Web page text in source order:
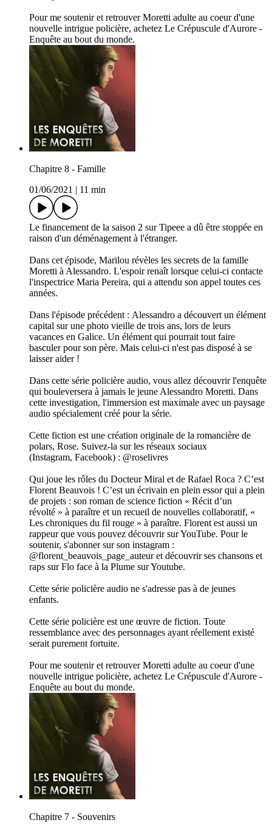
Pour me soutenir et retrouver Moretti adulte au coeur d'une
nouvelle intrigue policière, achetez ⁠Le Crépuscule d'Aurore -
Enquête au bout du monde⁠.
Chapitre 8 - Famille
01/06/2021
11 min
Le financement de la saison 2 sur Tipeee a dû être stoppée en
raison d'un déménagement à l'étranger.
Dans cet épisode, Marilou révèles les secrets de la famille
Moretti à Alessandro. L'espoir renaît lorsque celui-ci contacte
l'inspectrice Maria Pereira, qui a attendu son appel toutes ces
années.
Dans l'épisode précédent : Alessandro a découvert un élément
capital sur une photo vieille de trois ans, lors de leurs
vacances en Galice. Un élément qui pourrait tout faire
basculer pour son père. Mais celui-ci n'est pas disposé à se
laisser aider !
Dans cette série policière audio, vous allez découvrir l'enquête
qui bouleversera à jamais le jeune Alessandro Moretti. Dans
cette investigation, l'immersion est maximale avec un paysage
audio spécialement créé pour la série.
Cette fiction est une création originale de la romancière de
polars, Rose. Suivez-la sur les réseaux sociaux
(Instagram, Facebook) : @roselivres
Qui joue les rôles du Docteur Miral et de Rafael Roca ? C’est
Florent Beauvois ! C’est un écrivain en plein essor qui a plein
de projets : son roman de science fiction « Récit d’un
révolté » à paraître et un recueil de nouvelles collaboratif, «
Les chroniques du fil rouge » à paraître. Florent est aussi un
rappeur que vous pouvez découvrir sur YouTube. Pour le
soutenir, s'abonner sur son instagram :
@florent_beauvois_page_auteur et découvrir ses chansons et
raps sur Flo face à la Plume sur Youtube.
Cette série policière audio ne s'adresse pas à de jeunes
enfants.
Cette série policière est une œuvre de fiction. Toute
ressemblance avec des personnages ayant réellement existé
serait purement fortuite.
Pour me soutenir et retrouver Moretti adulte au coeur d'une
nouvelle intrigue policière, achetez ⁠Le Crépuscule d'Aurore -
Enquête au bout du monde⁠.
Chapitre 7 - Souvenirs